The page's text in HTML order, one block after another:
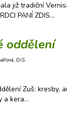
již tradiční
PANÍ ZDIS…
oddělení
DiS.
Zuš: kresby,
a kera…